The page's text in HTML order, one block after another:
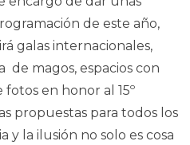
de este año,
galas internacionales,
de magos, espacios con
en honor al 15º
propuestas para todos los
y la ilusión no solo es cosa